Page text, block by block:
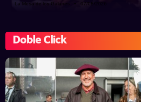
La Mesa de los Galanes • 07/08/2026
Doble Click